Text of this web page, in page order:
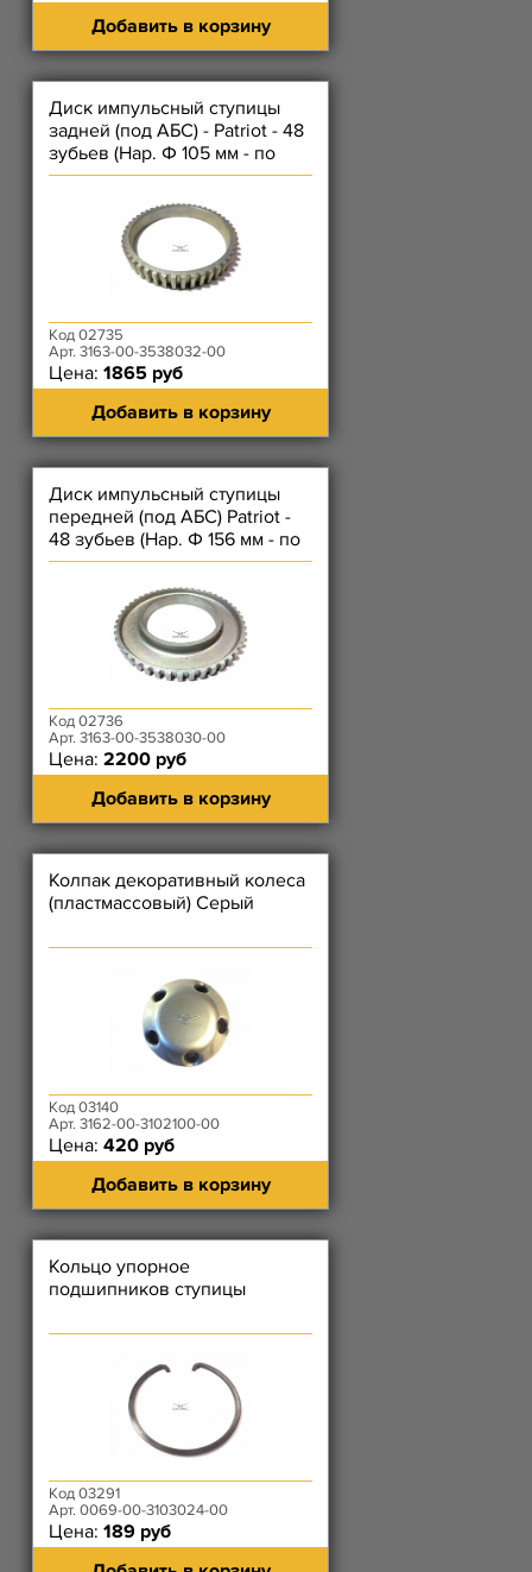
Добавить в корзину
Диск импульсный ступицы
задней (под АБС) - Patriot - 48
зубьев (Нар. Ф 105 мм - по
зубьям)
Код 02735
Арт. 3163-00-3538032-00
Цена: 1865 руб
Добавить в корзину
Диск импульсный ступицы
передней (под АБС) Patriot -
48 зубьев (Нар. Ф 156 мм - по
зубьям)
Код 02736
Арт. 3163-00-3538030-00
Цена: 2200 руб
Добавить в корзину
Колпак декоративный колеса
(пластмассовый) Серый
Код 03140
Арт. 3162-00-3102100-00
Цена: 420 руб
Добавить в корзину
Кольцо упорное
подшипников ступицы
Код 03291
Арт. 0069-00-3103024-00
Цена: 189 руб